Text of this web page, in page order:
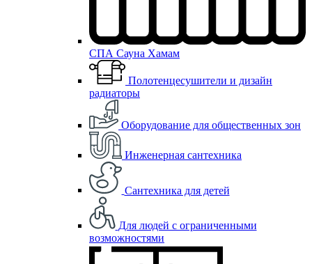
СПА Сауна Хамам
Полотенцесушители и дизайн
радиаторы
Оборудование для общественных зон
Инженерная сантехника
Сантехника для детей
Для людей с ограниченными
возможностями